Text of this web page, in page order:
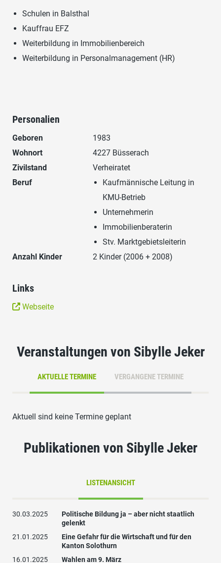
Schulen in Balsthal
Kauffrau EFZ
Weiterbildung in Immobilienbereich
Weiterbildung in Personalmanagement (HR)
Personalien
Geboren
1983
Wohnort
4227 Büsserach
Zivilstand
Verheiratet
Beruf
Kaufmännische Leitung in
KMU-Betrieb
Unternehmerin
Immobilienberaterin
Stv. Marktgebietsleiterin
Anzahl Kinder
2 Kinder (2006 + 2008)
Links
Webseite
Veranstaltungen von Sibylle Jeker
AKTUELLE TERMINE VERGANGENE TERMINE
Aktuell sind keine Termine geplant
Publikationen von Sibylle Jeker
LISTENANSICHT
30.03.2025
Politische Bildung ja – aber nicht staatlich
gelenkt
21.01.2025
Eine Gefahr für die Wirtschaft und für den
Kanton Solothurn
16.01.2025
Wahlen am 9. März